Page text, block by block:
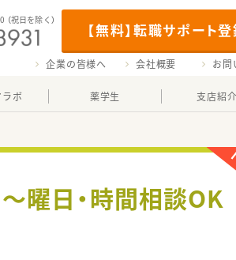
【無料】転職サポート
（祝日を除く）
企業の皆様へ 会社概要 お問
ボ 薬学生 支店紹介
曜日・時間相談OK